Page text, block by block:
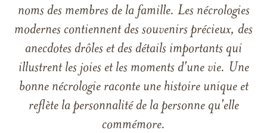
noms des membres de la famille. Les nécrologies
modernes contiennent des souvenirs précieux, des
anecdotes drôles et des détails importants qui
illustrent les joies et les moments d'une vie. Une
bonne nécrologie raconte une histoire unique et
reflète la personnalité de la personne qu'elle
commémore.